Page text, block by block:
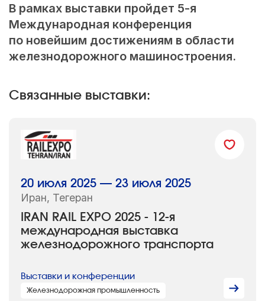
В рамках выставки пройдет 5-я
Международная конференция
по новейшим достижениям в области
железнодорожного машиностроения.
Связанные выставки:
IRAN RAIL EXPO 2025 - 12-я
международная выставка
железнодорожного транспорта
20 июля 2025 — 23 июля 2025
Иран, Тегеран
Выставки и конференции
Железнодорожная промышленность